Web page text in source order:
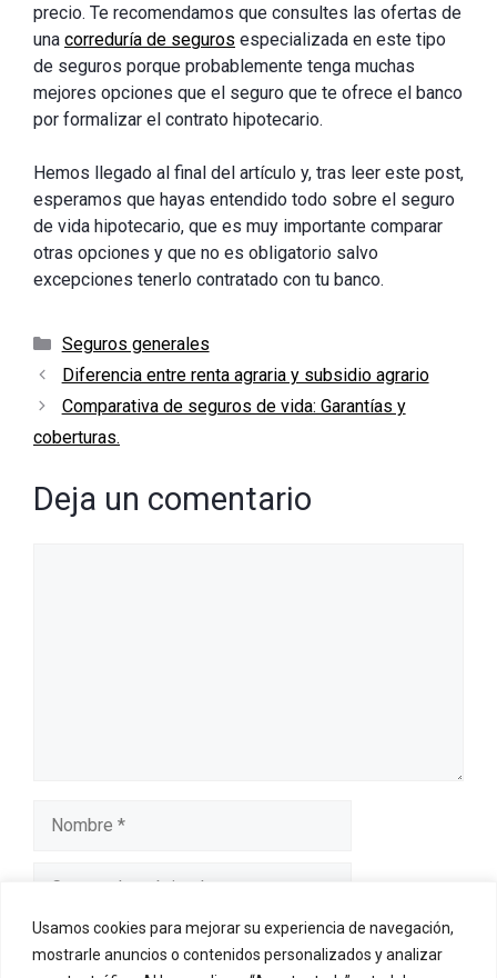
Usamos cookies para mejorar su experiencia de navegación,
mostrarle anuncios o contenidos personalizados y analizar
precio. Te recomendamos que consultes las ofertas de
una correduría de seguros especializada en este tipo
de seguros porque probablemente tenga muchas
mejores opciones que el seguro que te ofrece el banco
por formalizar el contrato hipotecario.
Hemos llegado al final del artículo y, tras leer este post,
esperamos que hayas entendido todo sobre el seguro
de vida hipotecario, que es muy importante comparar
otras opciones y que no es obligatorio salvo
excepciones tenerlo contratado con tu banco.
Categorías
Seguros generales
Diferencia entre renta agraria y subsidio agrario
Comparativa de seguros de vida: Garantías y
coberturas.
Deja un comentario
Web